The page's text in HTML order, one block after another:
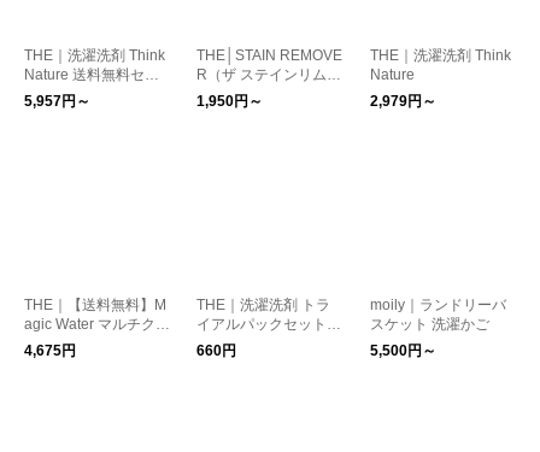
THE｜洗濯洗剤 Think
Nature 送料無料セッ
ト
5,957円～
THE│STAIN REMOVE
R（ザ ステインリムー
バー）
1,950円～
THE｜洗濯洗剤 Think
Nature
2,979円～
THE｜【送料無料】M
agic Water マルチクリ
ーナー 詰替用 5点セッ
ト
4,675円
THE｜洗濯洗剤 トラ
イアルパックセット T
hink Nature 5g×6
660円
moily｜ランドリーバ
スケット 洗濯かご
5,500円～